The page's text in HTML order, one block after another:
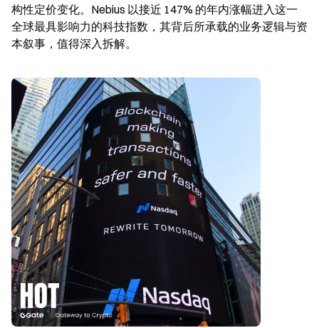
构性定价变化。Nebius 以接近 147% 的年内涨幅进入这一
全球最具影响力的科技指数，其背后所承载的业务逻辑与资
本叙事，值得深入拆解。